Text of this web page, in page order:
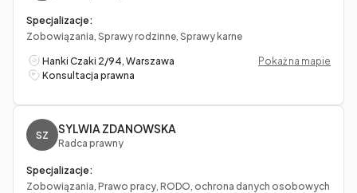
Specjalizacje:
Zobowiązania, Sprawy rodzinne, Sprawy karne
Hanki Czaki 2/94, Warszawa
Pokaż na mapie
Konsultacja prawna
SZ SYLWIA ZDANOWSKA
Radca prawny
Specjalizacje:
Zobowiązania, Prawo pracy, RODO, ochrona danych osobowych